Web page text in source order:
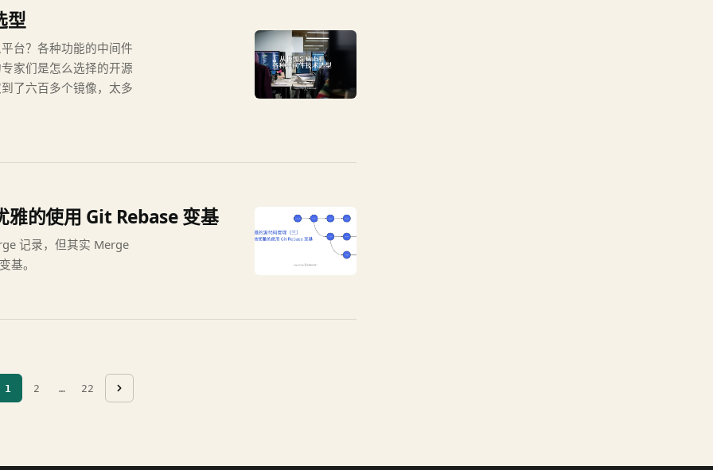
型
台？各种功能的中间件
家们是怎么选择的开源
了六百多个镜像，太多
雅的使用 Git Rebase 变基
记录，但其实 Merge
基。
1 2 … 22